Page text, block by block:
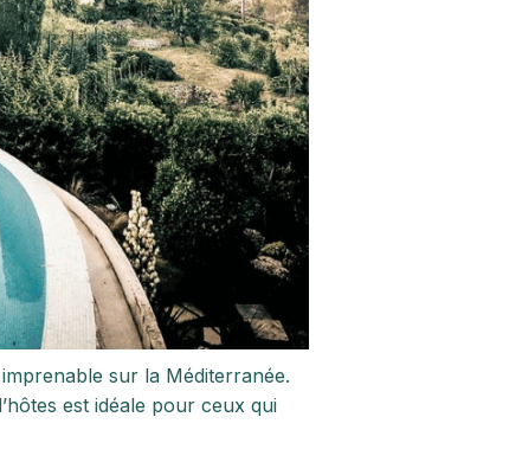
sur la Méditerranée.
est idéale pour ceux qui